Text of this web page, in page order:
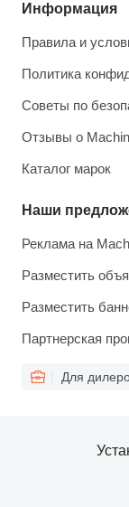
Информация
Правила и
Политика
Советы по
Отзывы о
Каталог марок
Наши
Реклама на
Разместить
Разместить
Партнерская
Для